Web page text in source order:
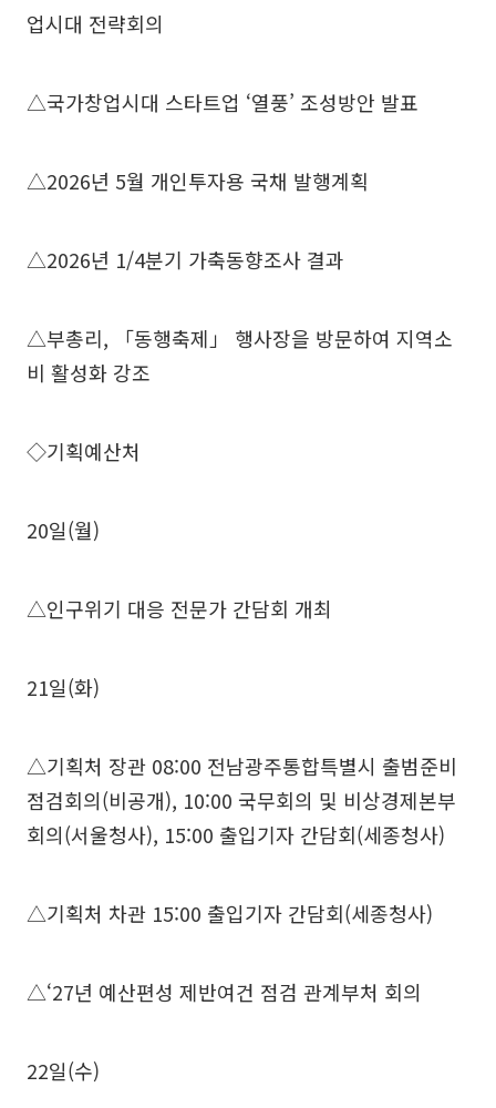
업시대 전략회의
△국가창업시대 스타트업 ‘열풍’ 조성방안 발표
△2026년 5월 개인투자용 국채 발행계획
△2026년 1/4분기 가축동향조사 결과
△부총리, 「동행축제」 행사장을 방문하여 지역소
비 활성화 강조
◇기획예산처
20일(월)
△인구위기 대응 전문가 간담회 개최
21일(화)
△기획처 장관 08:00 전남광주통합특별시 출범준비
점검회의(비공개), 10:00 국무회의 및 비상경제본부
회의(서울청사), 15:00 출입기자 간담회(세종청사)
△기획처 차관 15:00 출입기자 간담회(세종청사)
△‘27년 예산편성 제반여건 점검 관계부처 회의
22일(수)